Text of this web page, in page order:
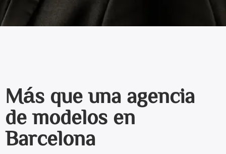
Más que una agencia
de modelos en
Barcelona